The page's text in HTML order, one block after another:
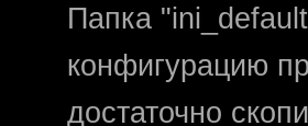
Папка
конфигурацию
достаточно